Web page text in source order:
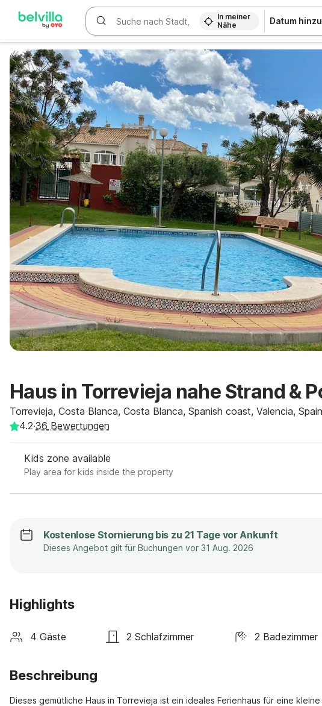
WIZARD MEMBER
In meiner
Nähe
Datum
Haus in Torrevieja nahe Strand &
Torrevieja, Costa Blanca, Costa Blanca, Spanish coast, Valencia, Spain
4.2·36 Bewertungen
Kids zone available
Play area for kids inside the property
Kostenlose Stornierung bis zu 21 Tage vor Ankunft
Dieses Angebot gilt für Buchungen vor 31 Aug. 2026
Highlights
4 Gäste 2 Schlafzimmer 2 Badezimmer
Beschreibung
Dieses gemütliche Haus in Torrevieja ist ein ideales Ferienhaus für eine